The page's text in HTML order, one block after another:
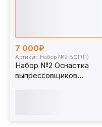
7 000₽
Артикул: Набор №2 ВСГ(П)
Набор №2 Оснастка
выпрессовщиков